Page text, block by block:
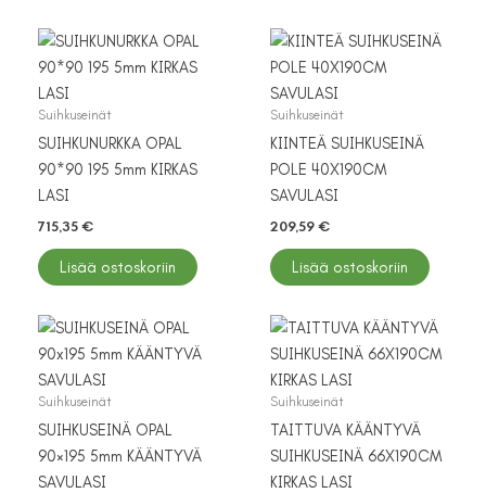
Suihkuseinät
SUIHKUNURKKA OPAL
90*90 195 5mm KIRKAS
LASI
715,35 €
Lisää ostoskoriin
Suihkuseinät
KIINTEÄ SUIHKUSEINÄ
POLE 40X190CM
SAVULASI
209,59 €
Lisää ostoskoriin
Suihkuseinät
SUIHKUSEINÄ OPAL
90×195 5mm KÄÄNTYVÄ
SAVULASI
Suihkuseinät
TAITTUVA KÄÄNTYVÄ
SUIHKUSEINÄ 66X190CM
KIRKAS LASI